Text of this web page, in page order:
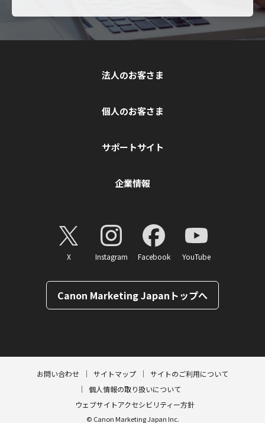
法人のお客さま
個人のお客さま
サポートサイト
企業情報
X Instagram Facebook YouTube
Canon Marketing Japanトップへ
お問い合わせ サイトマップ
サイトのご利用について
個人情報の取り扱いについて
ウェブサイトアクセシビリティー方針
© Canon Marketing Japan Inc.